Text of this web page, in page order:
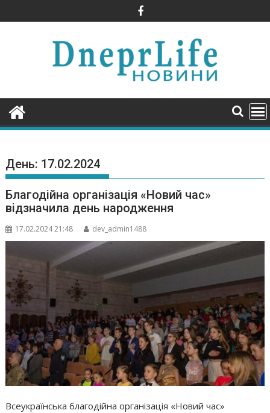
to
День: 17.02.2024
Благодійна організація «Новий час»
відзначила день народження
17.02.2024 21:48 dev_admin1488
Всеукраїнська благодійна організація «Новий час»